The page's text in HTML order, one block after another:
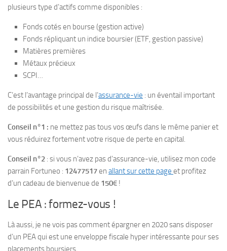
plusieurs type d’actifs comme disponibles :
Fonds cotés en bourse (gestion active)
Fonds répliquant un indice boursier (ETF, gestion passive)
Matières premières
Métaux précieux
SCPI…
C’est l’avantage principal de l’assurance-vie : un éventail important
de possibilités et une gestion du risque maîtrisée.
Conseil n°1 : ne mettez pas tous vos œufs dans le même panier et
vous réduirez fortement votre risque de perte en capital.
Conseil n°2 : si vous n’avez pas d’assurance-vie, utilisez mon code
parrain Fortuneo : 12477517en allant sur cette page et profitez
d’un cadeau de bienvenue de 150€ !
Le PEA : formez-vous !
Là aussi, je ne vois pas comment épargner en 2020 sans disposer
d’un PEA qui est une enveloppe fiscale hyper intéressante pour ses
placements boursiers.